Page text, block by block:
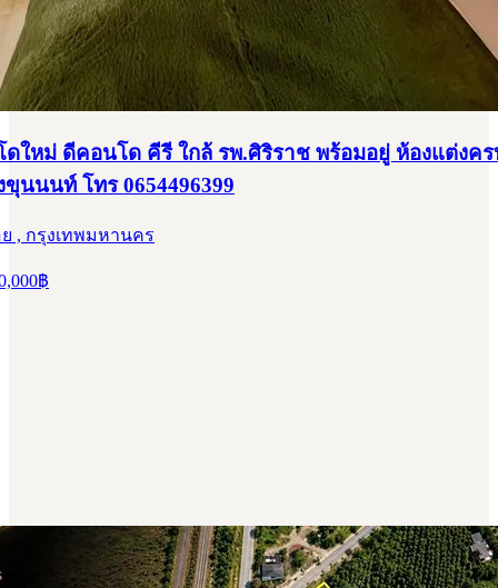
ใหม่ ดีคอนโด คีรี ใกล้ รพ.ศิริราช พร้อมอยู่ ห้องแต่งคร
นนนท์ โทร 0654496399
, กรุงเทพมหานคร
฿